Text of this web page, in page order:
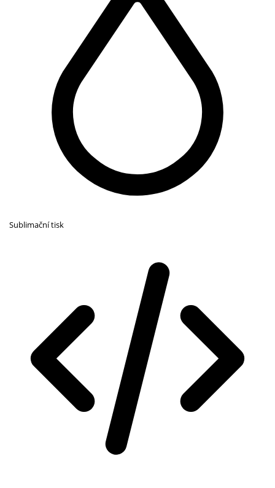
Sublimační tisk